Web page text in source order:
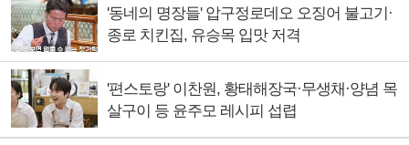
'동네의 명장들' 압구정로데오 오징어 불고기·
종로 치킨집, 유승목 입맛 저격
'편스토랑' 이찬원, 황태해장국·무생채·양념 목
살구이 등 윤주모 레시피 섭렵